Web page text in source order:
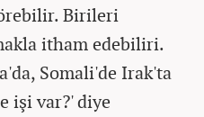
Birileri
itham edebiliri.
Somali'de Irak'ta
işi var?' diye